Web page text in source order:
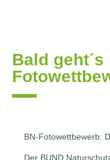
Bald
BN-Fotowettbewerb:
Der BUND